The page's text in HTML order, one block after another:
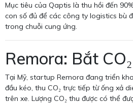
Mục tiêu của Qaptis là thu hồi đến
con số đủ để các công ty logistics bù
trong chuỗi cung ứng.
Remora: Bắt
Tại Mỹ, startup Remora đang triển
đầu kéo, thu CO₂ trực tiếp từ ống xả
trên xe. Lượng CO₂ thu được có thể